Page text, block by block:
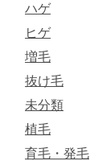
ハゲ
ヒゲ
増毛
抜け毛
未分類
植毛
育毛・発毛